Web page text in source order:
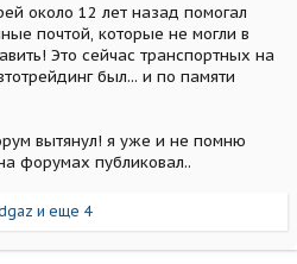
около 12 лет назад помогал
почтой, которые не могли в
Это сейчас транспортных на
был... и по памяти
вытянул! я уже и не помню
форумах публиковал..
и еще 4